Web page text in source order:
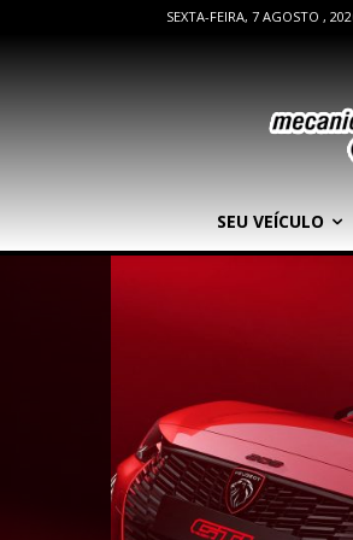
SEXTA-FEIRA, 7 AGOSTO ,
SEU VEÍCULO